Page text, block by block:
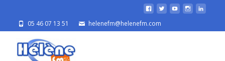
05 46 07 13 51 helenefm@helenefm.com